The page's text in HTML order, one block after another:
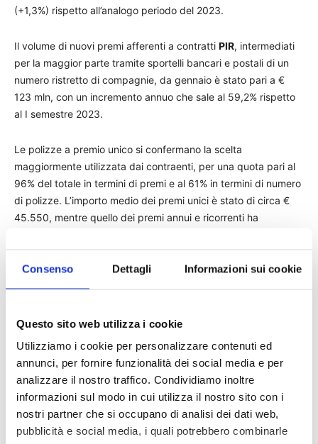
Consenso Dettagli Informazioni sui cookie
Questo sito web utilizza i cookie
Utilizziamo i cookie per personalizzare contenuti ed
annunci, per fornire funzionalità dei social media e per
analizzare il nostro traffico. Condividiamo inoltre
informazioni sul modo in cui utilizza il nostro sito con i
nostri partner che si occupano di analisi dei dati web,
pubblicità e social media, i quali potrebbero combinarle
(+1,3%) rispetto all’analogo periodo del 2023.
Il volume di nuovi premi afferenti a contratti PIR, intermediati
per la maggior parte tramite sportelli bancari e postali di un
numero ristretto di compagnie, da gennaio è stato pari a €
123 mln, con un incremento annuo che sale al 59,2% rispetto
al I semestre 2023.
Le polizze a premio unico si confermano la scelta
maggiormente utilizzata dai contraenti, per una quota pari al
96% del totale in termini di premi e al 61% in termini di numero
di polizze. L’importo medio dei premi unici è stato di circa €
45.550, mentre quello dei premi annui e ricorrenti ha